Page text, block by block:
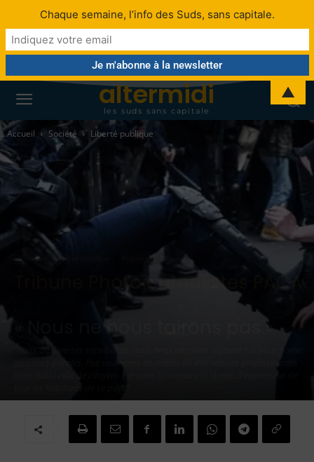
altermidi
les suds sans capitale
Accueil Société Liberté publique
Société Liberté publique Tribune
Tribune Photojournalistes PACA
« Nous ne nous tairons pas »
"Forts de diverses sensibilités, nous nous unissons aujourd'hui pour porter
plusieurs paroles. Pas seulement les nôtres de journalistes professionnels
mais aussi celle de citoyens car cette loi menace la liberté d'expression de
Chaque semaine, l’info des Suds, sans capitale.
▲